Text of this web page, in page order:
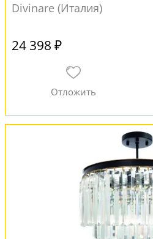
Divinare (Италия)
24 398 ₽